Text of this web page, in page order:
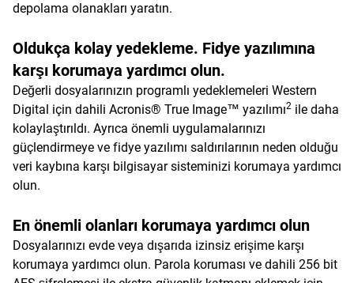
depolama olanakları yaratın.
Oldukça kolay yedekleme. Fidye yazılımına
karşı korumaya yardımcı olun.
Değerli dosyalarınızın programlı yedeklemeleri Western
Digital için dahili Acronis® True Image™ yazılımı2 ile daha
kolaylaştırıldı. Ayrıca önemli uygulamalarınızı
güçlendirmeye ve fidye yazılımı saldırılarının neden olduğu
veri kaybına karşı bilgisayar sisteminizi korumaya yardımcı
olun.
En önemli olanları korumaya yardımcı olun
Dosyalarınızı evde veya dışarıda izinsiz erişime karşı
korumaya yardımcı olun. Parola koruması ve dahili 256 bit